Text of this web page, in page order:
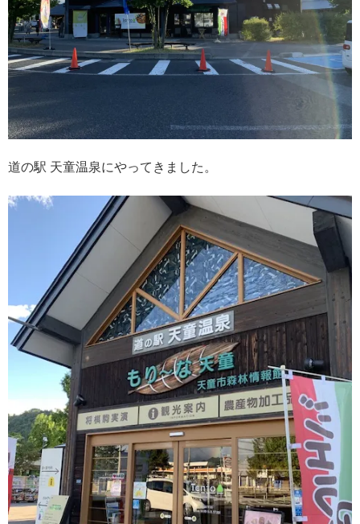
道の駅 天童温泉にやってきました。